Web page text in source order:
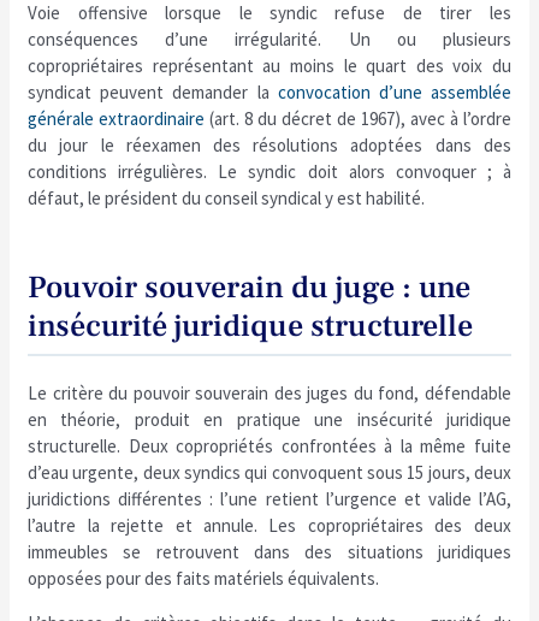
Voie offensive lorsque le syndic refuse de tirer les
conséquences d’une irrégularité. Un ou plusieurs
copropriétaires représentant au moins le quart des voix du
syndicat peuvent demander la convocation d’une assemblée
générale extraordinaire (art. 8 du décret de 1967), avec à l’ordre
du jour le réexamen des résolutions adoptées dans des
conditions irrégulières. Le syndic doit alors convoquer ; à
défaut, le président du conseil syndical y est habilité.
Pouvoir souverain du juge : une
insécurité juridique structurelle
Le critère du pouvoir souverain des juges du fond, défendable
en théorie, produit en pratique une insécurité juridique
structurelle. Deux copropriétés confrontées à la même fuite
d’eau urgente, deux syndics qui convoquent sous 15 jours, deux
juridictions différentes : l’une retient l’urgence et valide l’AG,
l’autre la rejette et annule. Les copropriétaires des deux
immeubles se retrouvent dans des situations juridiques
opposées pour des faits matériels équivalents.